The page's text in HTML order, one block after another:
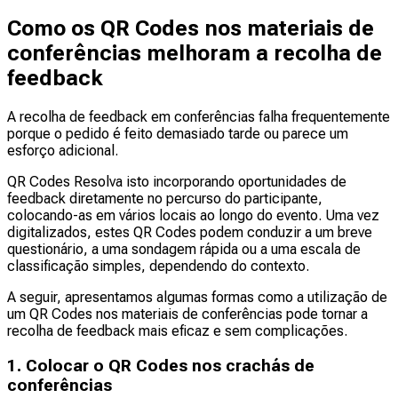
Como os QR Codes nos materiais de
conferências melhoram a recolha de
feedback
A recolha de feedback em conferências falha frequentemente
porque o pedido é feito demasiado tarde ou parece um
esforço adicional.
QR Codes Resolva isto incorporando oportunidades de
feedback diretamente no percurso do participante,
colocando-as em vários locais ao longo do evento. Uma vez
digitalizados, estes QR Codes podem conduzir a um breve
questionário, a uma sondagem rápida ou a uma escala de
classificação simples, dependendo do contexto.
A seguir, apresentamos algumas formas como a utilização de
um QR Codes nos materiais de conferências pode tornar a
recolha de feedback mais eficaz e sem complicações.
1. Colocar o QR Codes nos crachás de
conferências